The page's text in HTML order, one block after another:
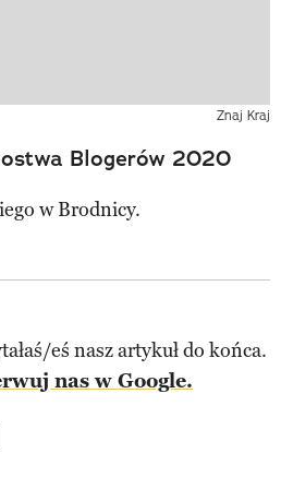
Znaj Kraj
Blogerów 2020
w Brodnicy.
eś nasz artykuł do końca.
nas w Google.